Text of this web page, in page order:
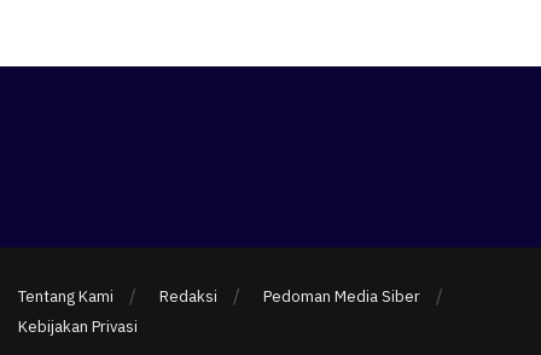
Tentang Kami Redaksi
Pedoman Media Siber
Kebijakan Privasi